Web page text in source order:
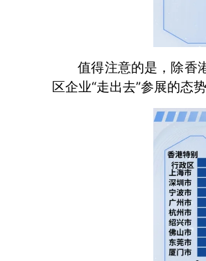
值得注意的是，除香
区企业“走出去”参展的态